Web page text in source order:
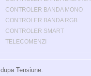
CONTROLER BANDA MONO
CONTROLER BANDA RGB
CONTROLER SMART
TELECOMENZI
dupa Tensiune: